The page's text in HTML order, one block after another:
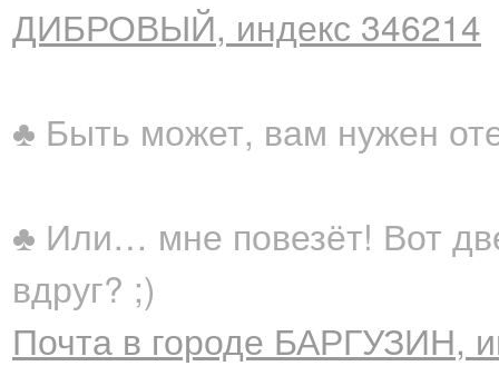
ДИБРОВЫЙ, индекс 346214
♣ Быть может, вам нужен
♣ Или… мне повезёт! Вот
вдруг? ;)
Почта в городе БАРГУЗИН,